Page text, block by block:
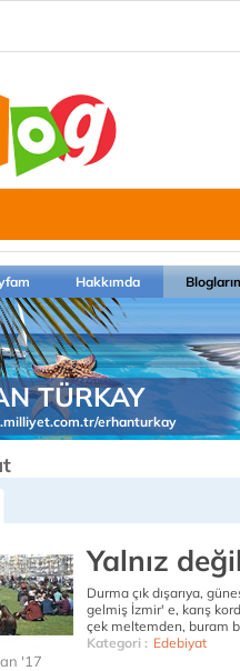
Hakkımda
TÜRKAY
erhanturkay
'17
Yalnız
Durma çık dışarıya,
gelmiş İzmir' e, karış
çek meltemden, buram
Kategori : Edebiyat